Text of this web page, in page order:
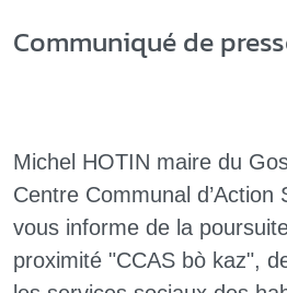
Communiqué de
Michel HOTIN maire du
Centre Communal d’Action
vous informe de la
proximité "CCAS bò kaz",